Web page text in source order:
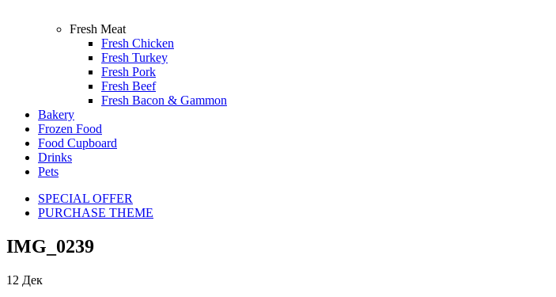
Fresh Meat
Fresh Chicken
Fresh Turkey
Fresh Pork
Fresh Beef
Fresh Bacon & Gammon
Bakery
Frozen Food
Food Cupboard
Drinks
Pets
SPECIAL OFFER
PURCHASE THEME
IMG_0239
12 Дек